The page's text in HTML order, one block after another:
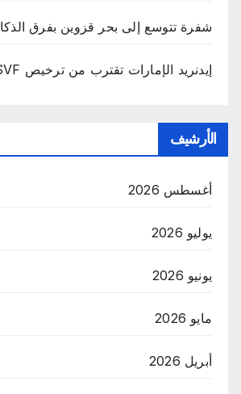
شفرة تتوسع إلى بحر قزوين بفرق
إيدنريد الإمارات تقترب من ترخيص SVF بخطوة جديدة
الأرشيف
أغسطس 2026
يوليو 2026
يونيو 2026
مايو 2026
أبريل 2026